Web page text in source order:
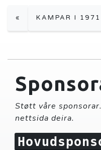
« KAMPAR I 1971
Støtt våre
nettsida deira.